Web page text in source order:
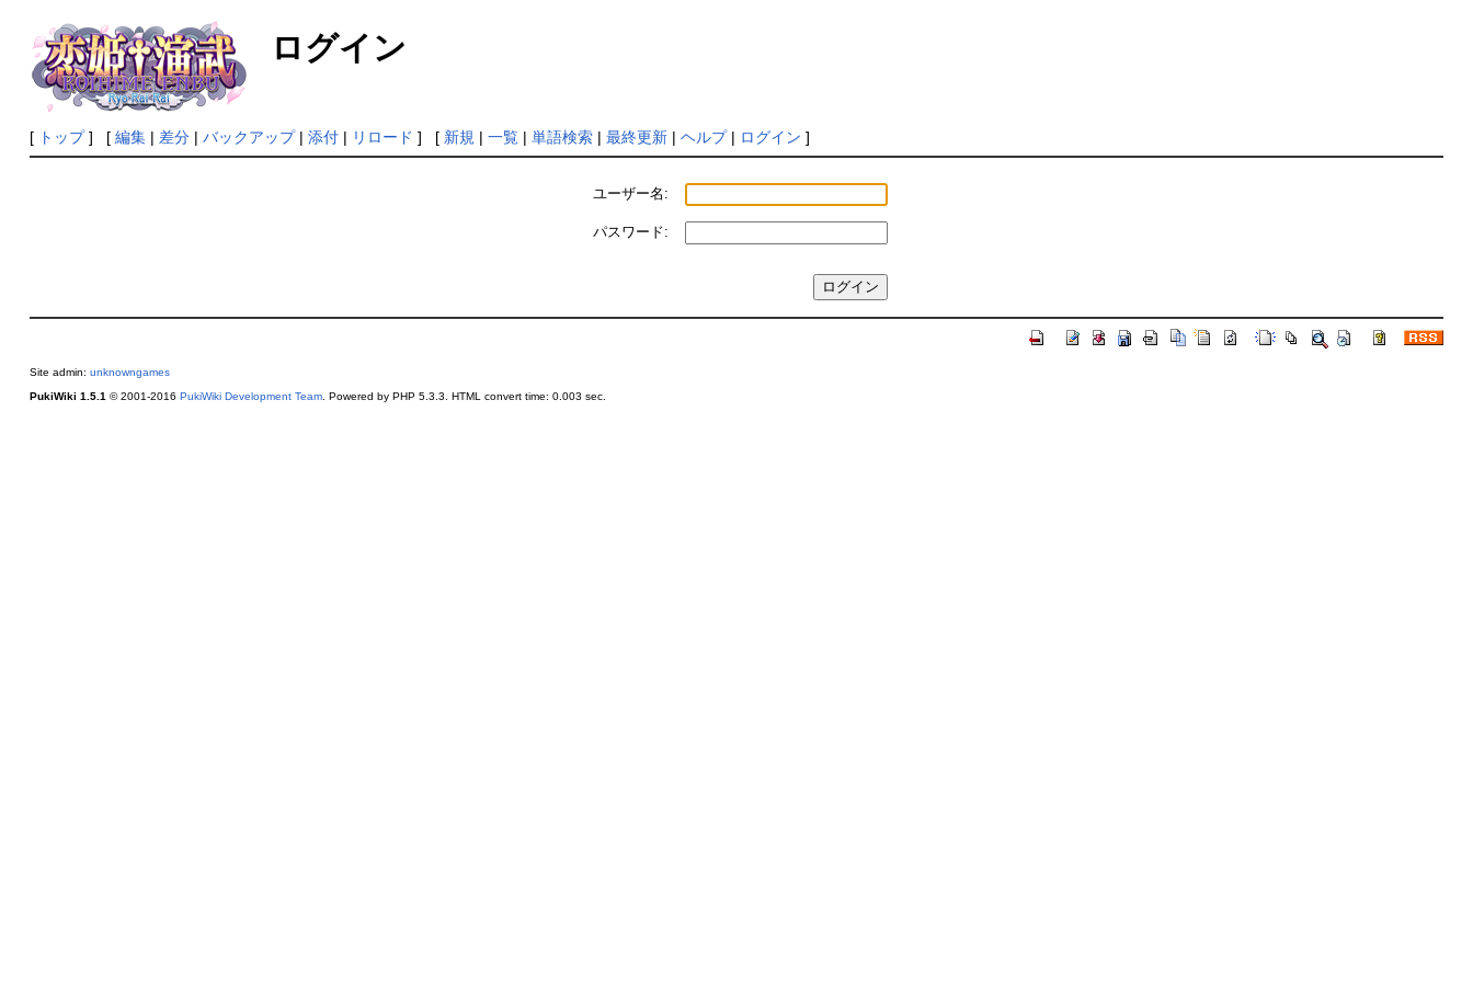
ログイン
[ トップ] [ 編集| 差分| バックアップ| 添付| リロード ] [ 新規 | 一覧| 単語検索| 最終更新| ヘルプ| ログイン ]
ユーザー名:
パスワード:
Site admin: unknowngames
PukiWiki 1.5.1 © 2001-2016 PukiWiki Development Team. Powered by PHP 5.3.3. HTML convert time: 0.003 sec.